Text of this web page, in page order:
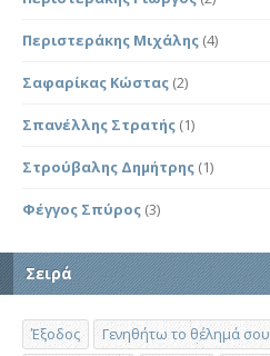
Περιστεράκης Μιχάλης (4)
Σαφαρίκας Κώστας (2)
Σπανέλλης Στρατής (1)
Στρούβαλης Δημήτρης (1)
Φέγγος Σπύρος (3)
Σειρά
Έξοδος Γενηθήτω το θέλημά σου